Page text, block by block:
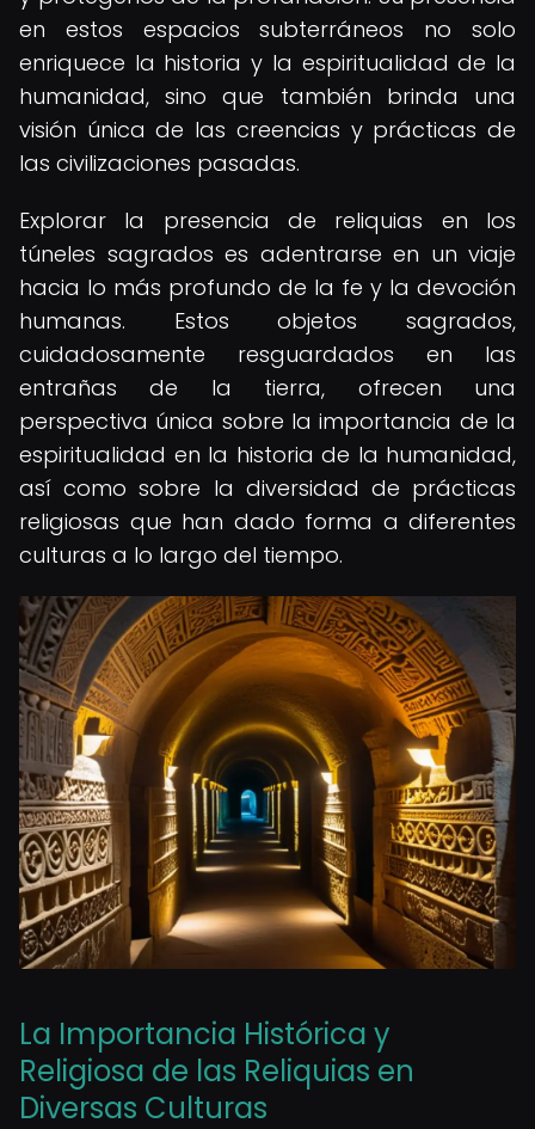
en estos espacios subterráneos no solo
enriquece la historia y la espiritualidad de la
humanidad, sino que también brinda una
visión única de las creencias y prácticas de
las civilizaciones pasadas.
Explorar la presencia de reliquias en los
túneles sagrados es adentrarse en un viaje
hacia lo más profundo de la fe y la devoción
humanas. Estos objetos sagrados,
cuidadosamente resguardados en las
entrañas de la tierra, ofrecen una
perspectiva única sobre la importancia de la
espiritualidad en la historia de la humanidad,
así como sobre la diversidad de prácticas
religiosas que han dado forma a diferentes
culturas a lo largo del tiempo.
La Importancia Histórica y
Religiosa de las Reliquias en
Diversas Culturas